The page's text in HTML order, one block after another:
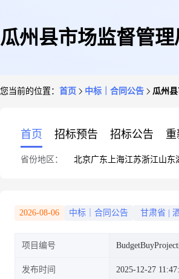
瓜州县市场监督管
您当前的位置： 首页 中标｜合同公告 瓜州
首页 招标预告 招标公告
省份地区： 北京广东 上海江苏浙江山东
2026-08-06 中标｜合同公告 甘肃省
项目编号
发布时间 2025-12-27